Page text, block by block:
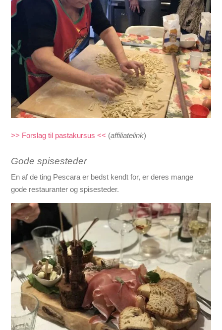
>> Forslag til pastakursus << (affiliatelink)
Gode spisesteder
En af de ting Pescara er bedst kendt for, er deres mange
gode restauranter og spisesteder.